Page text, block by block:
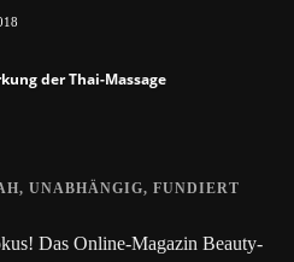
der Thai-Massage
UNABHÄNGIG, FUNDIERT
Das Online-Magazin Beauty-